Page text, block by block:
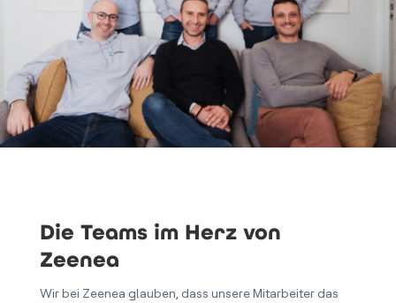
Die Teams im Herz von
Zeenea
Wir bei Zeenea glauben, dass unsere Mitarbeiter das